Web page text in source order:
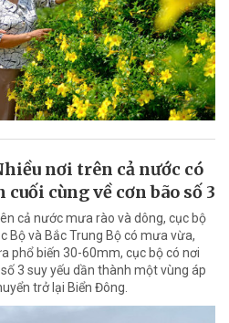
nơi trên cả nước có
cùng về cơn bão số 3
cả nước mưa rào và dông, cục bộ
Bộ và Bắc Trung Bộ có mưa vừa,
phổ biến 30-60mm, cục bộ có nơi
3 suy yếu dần thành một vùng áp
trở lại Biển Đông.